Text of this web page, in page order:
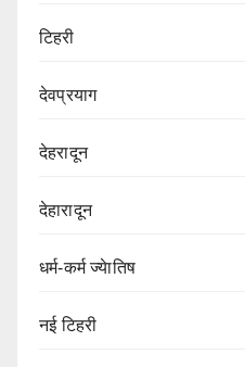
टिहरी
देवप्रयाग
देहरादून
देहारादून
धर्म-कर्म ज्येातिष
नई टिहरी